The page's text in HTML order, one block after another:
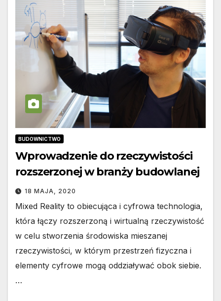
BUDOWNICTWO
Wprowadzenie do rzeczywistości
rozszerzonej w branży budowlanej
18 MAJA, 2020
Mixed Reality to obiecująca i cyfrowa technologia,
która łączy rozszerzoną i wirtualną rzeczywistość
w celu stworzenia środowiska mieszanej
rzeczywistości, w którym przestrzeń fizyczna i
elementy cyfrowe mogą oddziaływać obok siebie.
…